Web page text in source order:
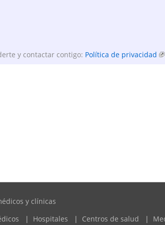
y contactar contigo: Política de privacidad
y clínicas
| Hospitales | Centros de salud |